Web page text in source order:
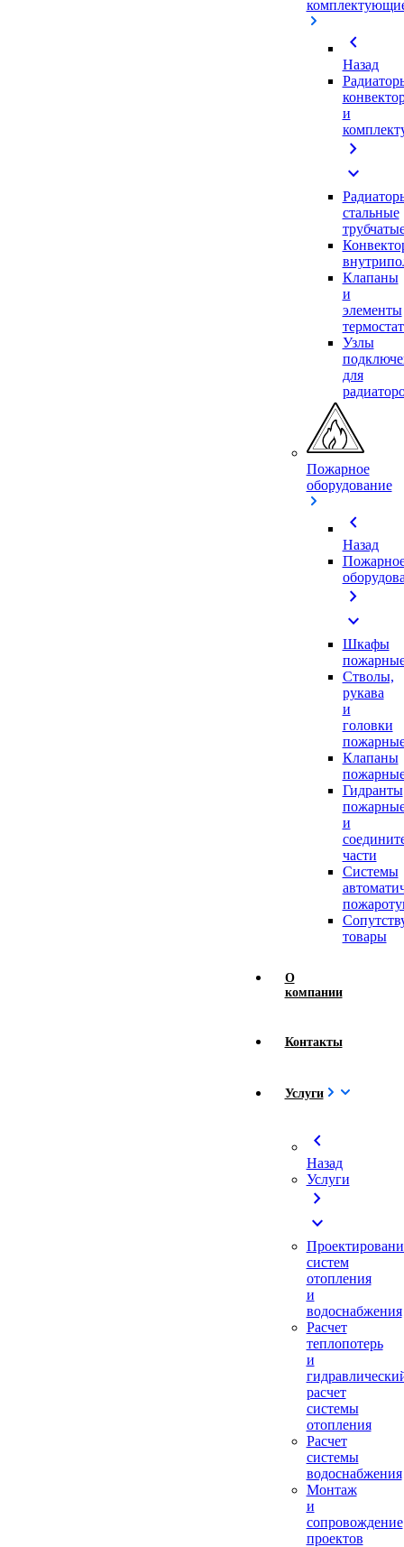
chevron_left
Назад
и
chevron_right
expand_more
стальные
Клапаны
и
элементы
Узлы
для
Пожарное
оборудование
chevron_left
Назад
chevron_right
expand_more
Шкафы
Стволы,
рукава
и
головки
Клапаны
Гидранты
и
части
Системы
товары
О
компании
Контакты
Услуги
chevron_left
Назад
Услуги
chevron_right
expand_more
систем
отопления
и
водоснабжения
Расчет
теплопотерь
и
расчет
системы
отопления
Расчет
системы
водоснабжения
Монтаж
и
сопровождение
проектов